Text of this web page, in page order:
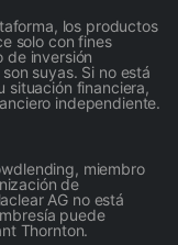
los productos
solo con fines
de inversión
suyas. Si no está
situación financiera,
independiente.
miembro
de
AG no está
puede
Thornton.